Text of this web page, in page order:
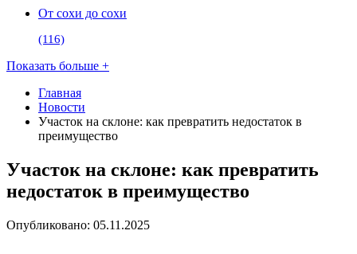
От сохи до сохи
(116)
Показать больше +
Главная
Новости
Участок на склоне: как превратить недостаток в
преимущество
Участок на склоне: как превратить
недостаток в преимущество
Опубликовано: 05.11.2025